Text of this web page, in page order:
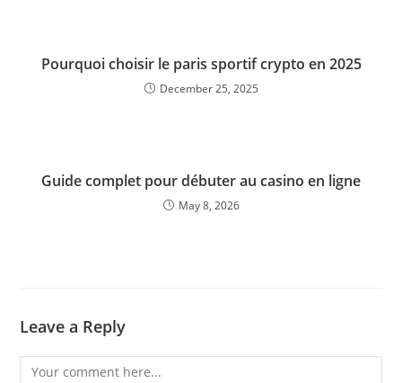
Pourquoi choisir le paris sportif crypto en 2025
December 25, 2025
Guide complet pour débuter au casino en ligne
May 8, 2026
Leave a Reply
Comment